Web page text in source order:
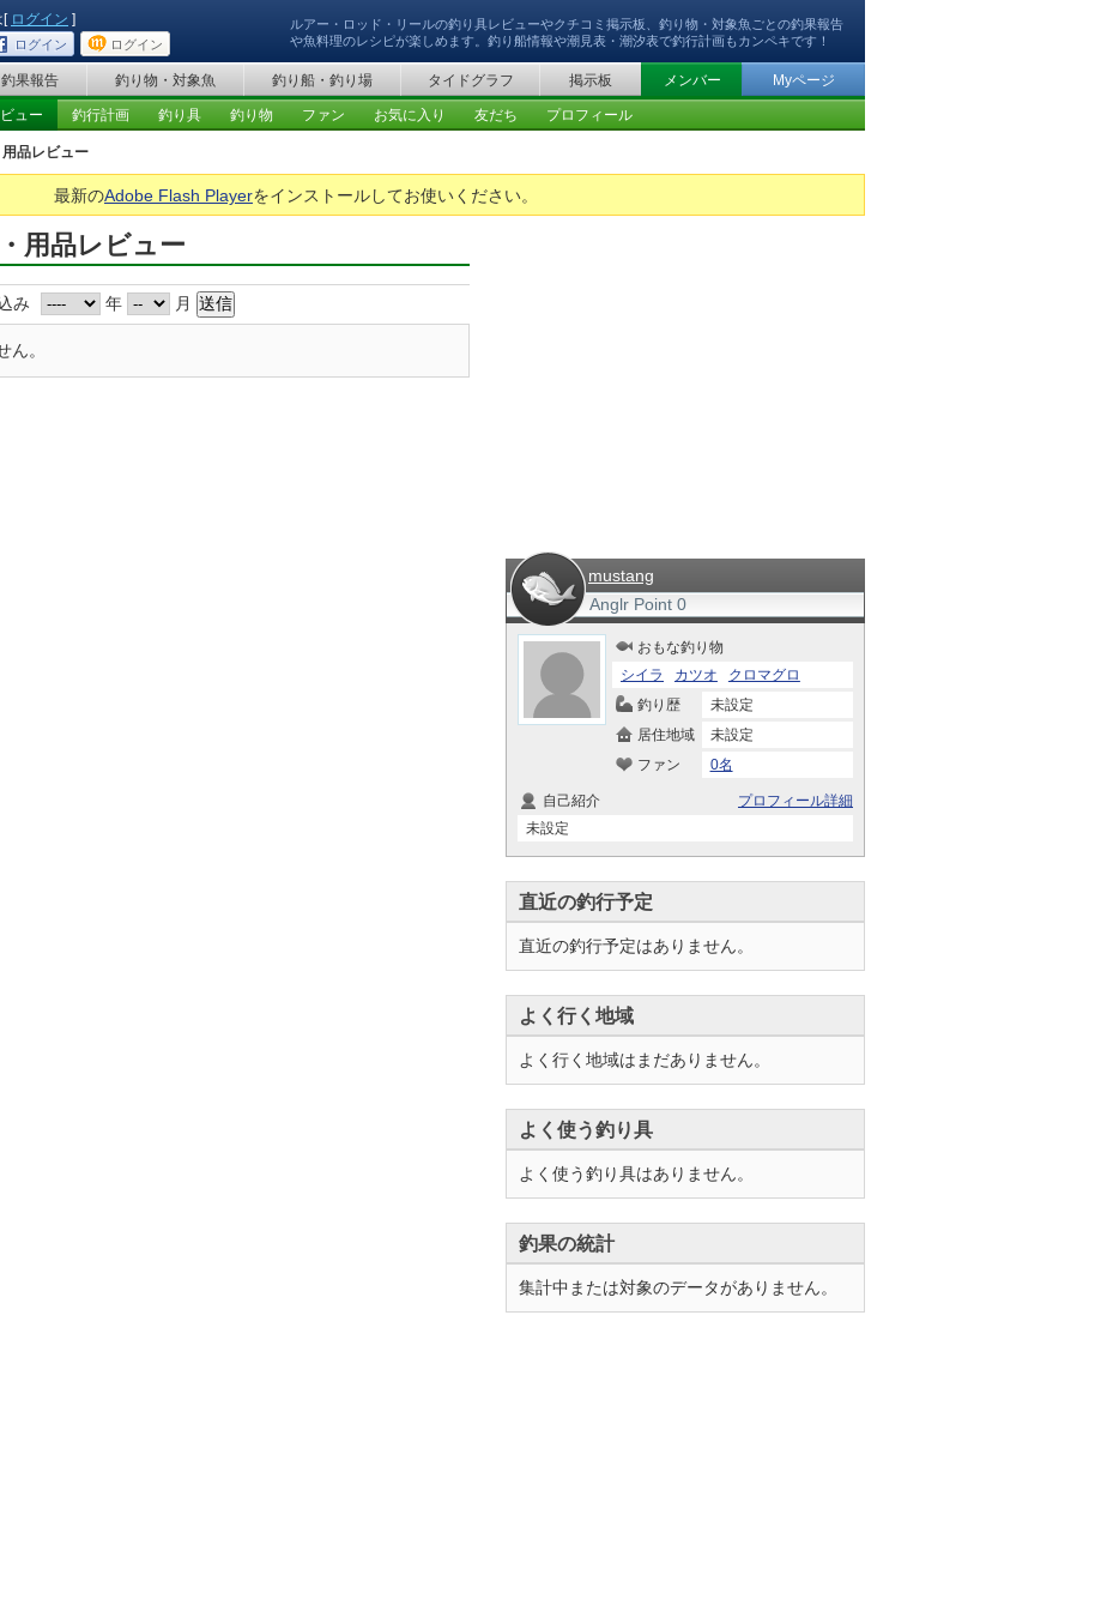
ルアー・ロッド・リールの釣り具レビューやクチコミ掲示板、釣り物・対象魚ごとの釣果報告
や魚料理のレシピが楽しめます。釣り船情報や潮見表・潮汐表で釣行計画もカンペキです！
[ ログイン ]
ログイン ログイン
釣果報告 釣り物・対象魚 釣り船・釣り場 タイドグラフ 掲示板 メンバー Myページ
ュー 釣行計画 釣り具 釣り物 ファン お気に入り 友だち プロフィール
品レビュー
最新のAdobe Flash Playerをインストールしてお使いください。
用品レビュー
み 年 月
ん。
mustang
Anglr Point 0
おもな釣り物
シイラ
カツオ
クロマグロ
釣り歴
未設定
居住地域
未設定
ファン
0名
プロフィール詳細
自己紹介
未設定
直近の釣行予定
直近の釣行予定はありません。
よく行く地域
よく行く地域はまだありません。
よく使う釣り具
よく使う釣り具はありません。
釣果の統計
集計中または対象のデータがありません。